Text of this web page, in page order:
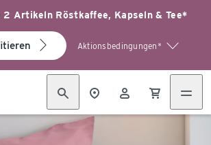
2 Artikeln Röstkaffee, Kapseln & Tee*
Aktionsbedingungen*